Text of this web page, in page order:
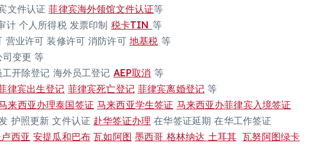
文件认证菲律宾海外领馆文件认证等
计 个人所得税 发票印制 税卡TIN 等
营业许可 装修许可 消防许可 地基税 等
变更 等
开除登记 海外员工登记 AEP取消 等
律宾出生登记 菲律宾死亡登记 菲律宾离婚登记 等
来西亚办理泰国签证 马来西亚学生签证 马来西亚办菲律宾入境签证
护照更新 文件认证 赴华签证办理 在华签证延期 在华工作签证
西亚 安提瓜和巴布 瓦如阿图 墨西哥 格林纳达 土耳其 瓦努阿图绿卡